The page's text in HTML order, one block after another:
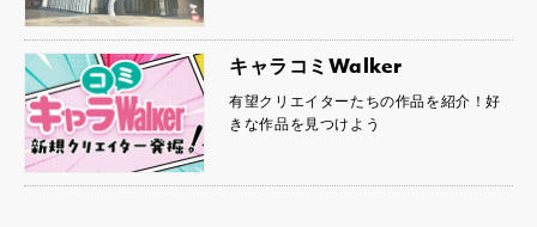
キャラコミWalker
有望クリエイターたちの作品を紹介！好
きな作品を見つけよう